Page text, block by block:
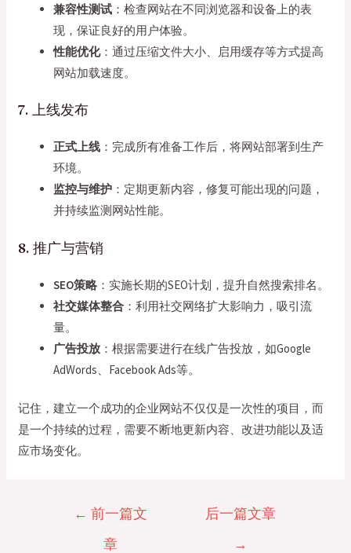
兼容性测试 ：检查网站在不同浏览器和设备上的表
现，保证良好的用户体验。
性能优化：通过压缩文件大小、启用缓存等方式提高
网站加载速度。
7. 上线发布
正式上线 ：完成所有准备工作后，将网站部署到生产
环境。
监控与维护 ：定期更新内容，修复可能出现的问题，
并持续监测网站性能。
8. 推广与营销
SEO策略 ：实施长期的SEO计划，提升自然搜索排名。
社交媒体整合 ：利用社交网络扩大影响力，吸引流
量。
广告投放 ：根据需要进行在线广告投放，如Google
AdWords、Facebook Ads等。
记住，建立一个成功的企业网站不仅仅是一次性的项目，而
是一个持续的过程，需要不断地更新内容、改进功能以及适
应市场变化。
← 前一篇文
章
后一篇文章
→